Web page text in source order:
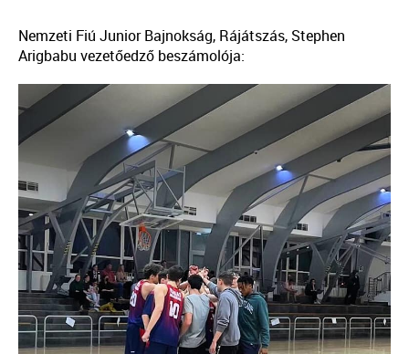
Nemzeti Fiú Junior Bajnokság, Rájátszás, Stephen
Arigbabu vezetőedző beszámolója: